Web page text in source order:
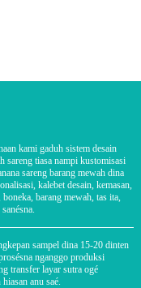
kami gaduh sistem desain
sareng tiasa nampi kustomisasi
sareng barang mewah dina
kalebet desain, kemasan,
barang mewah, tas ita,
sampel dina 15-20 dinten
nganggo produksi
transfer layar sutra ogé
anu saé.